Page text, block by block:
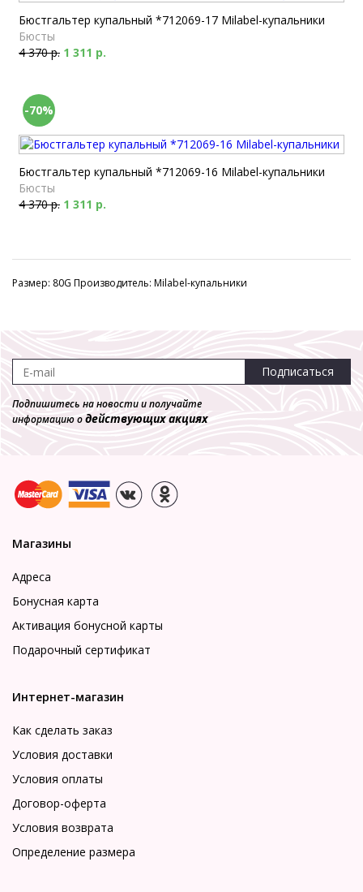
Бюстгальтер купальный *712069-17 Milabel-купальники
Бюсты
4 370 р. 1 311 р.
-70%
Бюстгальтер купальный *712069-16 Milabel-купальники
Бюсты
4 370 р. 1 311 р.
Размер: 80G Производитель: Milabel-купальники
Подписаться
Подпишитесь на новости и получайте
информацию одействующих акциях
Магазины
Адреса
Бонусная карта
Активация бонусной карты
Подарочный сертификат
Интернет-магазин
Как сделать заказ
Условия доставки
Условия оплаты
Договор-оферта
Условия возврата
Определение размера